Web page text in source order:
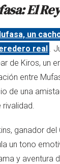
El
un
real .
de Kiros, un
entre
de una
rivalidad.
ganador del
un tono
y aventura